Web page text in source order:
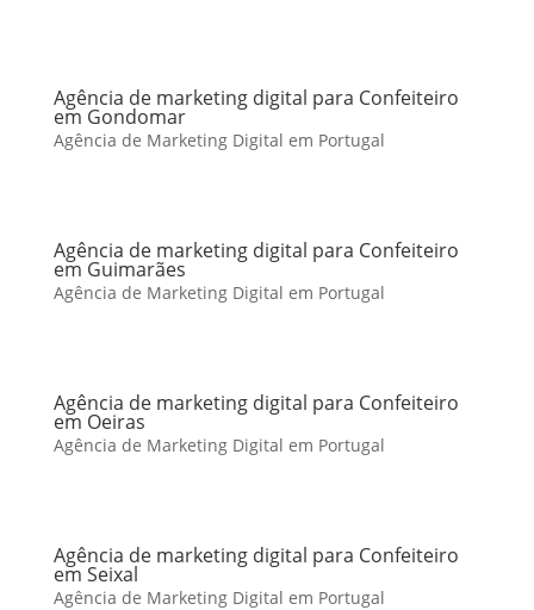
Agência de marketing digital para Confeiteiro
em Gondomar
Agência de Marketing Digital em Portugal
Agência de marketing digital para Confeiteiro
em Guimarães
Agência de Marketing Digital em Portugal
Agência de marketing digital para Confeiteiro
em Oeiras
Agência de Marketing Digital em Portugal
Agência de marketing digital para Confeiteiro
em Seixal
Agência de Marketing Digital em Portugal